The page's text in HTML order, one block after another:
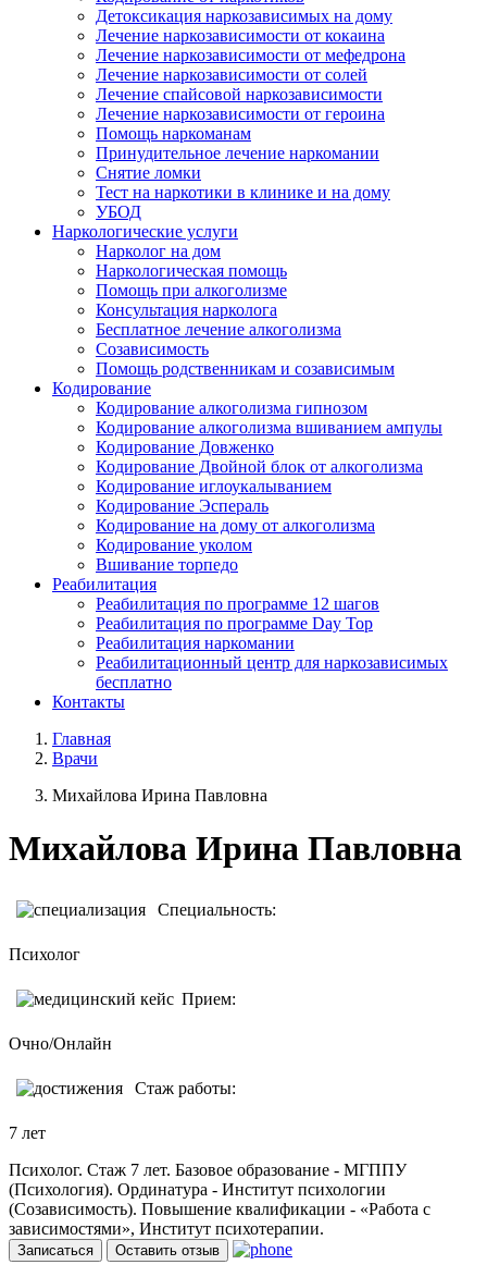
Детоксикация наркозависимых на дому
Лечение наркозависимости от кокаина
Лечение наркозависимости от мефедрона
Лечение наркозависимости от солей
Лечение спайсовой наркозависимости
Лечение наркозависимости от героина
Помощь наркоманам
Принудительное лечение наркомании
Снятие ломки
Тест на наркотики в клинике и на дому
УБОД
Наркологические услуги
Нарколог на дом
Наркологическая помощь
Помощь при алкоголизме
Консультация нарколога
Бесплатное лечение алкоголизма
Созависимость
Помощь родственникам и созависимым
Кодирование
Кодирование алкоголизма гипнозом
Кодирование алкоголизма вшиванием ампулы
Кодирование Довженко
Кодирование Двойной блок от алкоголизма
Кодирование иглоукалыванием
Кодирование Эспераль
Кодирование на дому от алкоголизма
Кодирование уколом
Вшивание торпедо
Реабилитация
Реабилитация по программе 12 шагов
Реабилитация по программе Day Top
Реабилитация наркомании
Реабилитационный центр для наркозависимых
бесплатно
Контакты
Главная
Врачи
Михайлова Ирина Павловна
Михайлова Ирина Павловна
Специальность:
Психолог
Прием:
Очно/Онлайн
Стаж работы:
7 лет
Психолог. Стаж 7 лет. Базовое образование - МГППУ
(Психология). Ординатура - Институт психологии
(Созависимость). Повышение квалификации - «Работа с
зависимостями», Институт психотерапии.
Записаться Оставить отзыв